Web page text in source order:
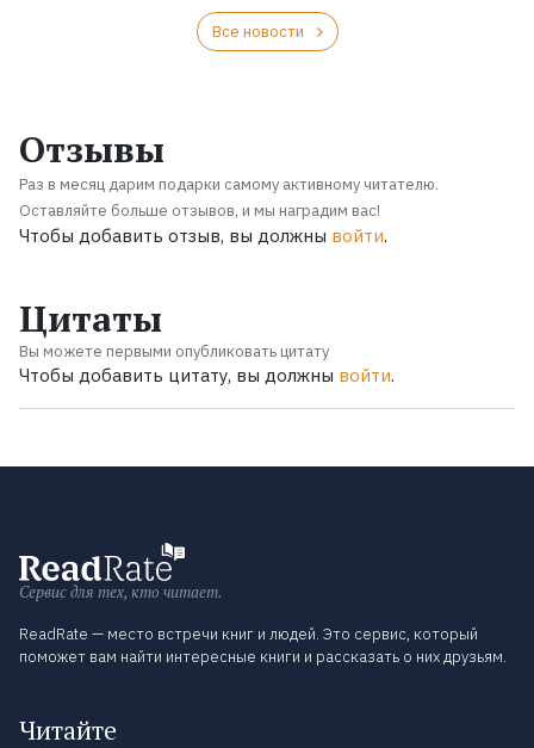
Все новости
Отзывы
Раз в месяц дарим подарки самому активному читателю.
Оставляйте больше отзывов, и мы наградим вас!
Чтобы добавить отзыв, вы должны войти.
Цитаты
Вы можете первыми опубликовать цитату
Чтобы добавить цитату, вы должны войти.
Сервис для тех, кто читает.
ReadRate — место встречи книг и людей. Это сервис, который
поможет вам найти интересные книги и рассказать о них друзьям.
Читайте